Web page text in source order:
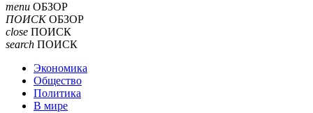
menu ОБЗОР
ПОИСК ОБЗОР
close ПОИСК
search ПОИСК
Экономика
Общество
Политика
В мире